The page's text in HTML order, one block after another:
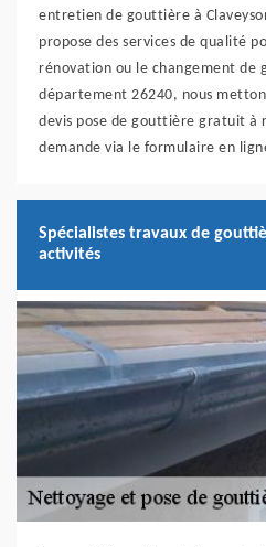
entretien de gouttière à
propose des services de qualité
rénovation ou le changement
département 26240, nous
devis pose de gouttière gratuit à
demande via le formulaire en
Spécialistes travaux de
activités